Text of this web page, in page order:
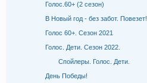
Голос.60+ (2 сезон)
В Новый год - без забот. Повезет!
Голос 60+. Сезон 2021
Голос. Дети. Сезон 2022.
Спойлеры. Голос. Дети.
День Победы!